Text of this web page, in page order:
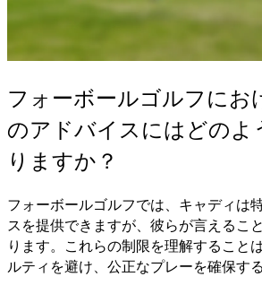
フォーボールゴルフにお
のアドバイスにはどのよ
りますか？
フォーボールゴルフでは、キャディは
スを提供できますが、彼らが言えるこ
ります。これらの制限を理解すること
ルティを避け、公正なプレーを確保す